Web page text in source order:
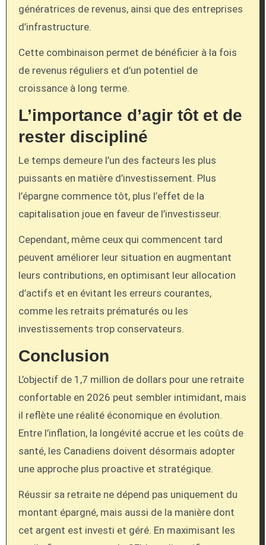
génératrices de revenus, ainsi que des entreprises
d’infrastructure.
Cette combinaison permet de bénéficier à la fois
de revenus réguliers et d’un potentiel de
croissance à long terme.
L’importance d’agir tôt et de
rester discipliné
Le temps demeure l’un des facteurs les plus
puissants en matière d’investissement. Plus
l’épargne commence tôt, plus l’effet de la
capitalisation joue en faveur de l’investisseur.
Cependant, même ceux qui commencent tard
peuvent améliorer leur situation en augmentant
leurs contributions, en optimisant leur allocation
d’actifs et en évitant les erreurs courantes,
comme les retraits prématurés ou les
investissements trop conservateurs.
Conclusion
L’objectif de 1,7 million de dollars pour une retraite
confortable en 2026 peut sembler intimidant, mais
il reflète une réalité économique en évolution.
Entre l’inflation, la longévité accrue et les coûts de
santé, les Canadiens doivent désormais adopter
une approche plus proactive et stratégique.
Réussir sa retraite ne dépend pas uniquement du
montant épargné, mais aussi de la manière dont
cet argent est investi et géré. En maximisant les